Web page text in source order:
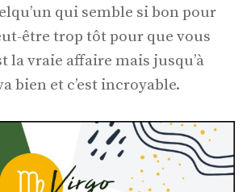
qui semble si bon pour
être trop tôt pour que vous
la vraie affaire mais jusqu’à
bien et c’est incroyable.